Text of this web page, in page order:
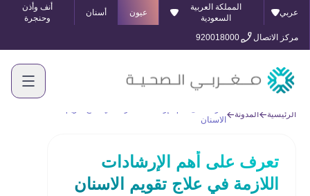
عربي
المملكة العربية
السعودية
عيون أسنان
أنف وأذن
وحنجرة
مركز الاتصال
920018000
الرئيسية المدونة
الاسنان
تعرف على أهم الإرشادات
اللازمة في علاج تقويم الاسنان